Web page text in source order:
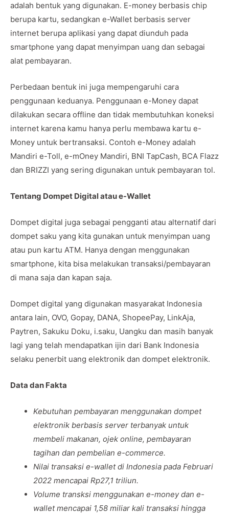
adalah bentuk yang digunakan. E-money berbasis chip
berupa kartu, sedangkan e-Wallet berbasis server
internet berupa aplikasi yang dapat diunduh pada
smartphone yang dapat menyimpan uang dan sebagai
alat pembayaran.
Perbedaan bentuk ini juga mempengaruhi cara
penggunaan keduanya. Penggunaan e-Money dapat
dilakukan secara offline dan tidak membutuhkan koneksi
internet karena kamu hanya perlu membawa kartu e-
Money untuk bertransaksi. Contoh e-Money adalah
Mandiri e-Toll, e-mOney Mandiri, BNI TapCash, BCA Flazz
dan BRIZZI yang sering digunakan untuk pembayaran tol.
Tentang Dompet Digital atau e-Wallet
Dompet digital juga sebagai pengganti atau alternatif dari
dompet saku yang kita gunakan untuk menyimpan uang
atau pun kartu ATM. Hanya dengan menggunakan
smartphone, kita bisa melakukan transaksi/pembayaran
di mana saja dan kapan saja.
Dompet digital yang digunakan masyarakat Indonesia
antara lain, OVO, Gopay, DANA, ShopeePay, LinkAja,
Paytren, Sakuku Doku, i.saku, Uangku dan masih banyak
lagi yang telah mendapatkan ijin dari Bank Indonesia
selaku penerbit uang elektronik dan dompet elektronik.
Data dan Fakta
Kebutuhan pembayaran menggunakan dompet
elektronik berbasis server terbanyak untuk
membeli makanan, ojek online, pembayaran
tagihan dan pembelian e-commerce.
Nilai transaksi e-wallet di Indonesia pada Februari
2022 mencapai Rp27,1 triliun.
Volume transksi menggunakan e-money dan e-
wallet mencapai 1,58 miliar kali transaksi hingga